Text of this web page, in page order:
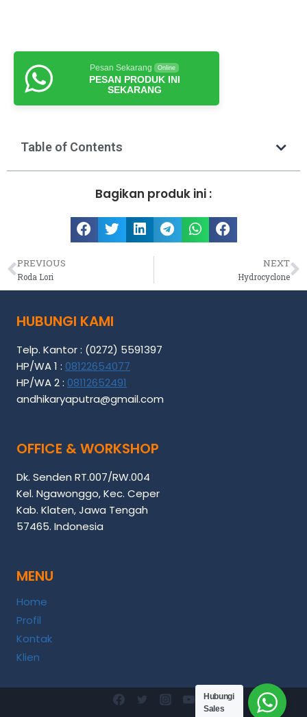
Pesan Sekarang Online
PESAN PRODUK INI
SEKARANG
Table of Contents
Bagikan produk ini :
PREVIOUS
Roda Lori
NEXT
Hydrocyclone
HUBUNGI KAMI
Telp. Kantor : (0272) 5591397
HP/WA 1 : 08122654077
HP/WA 2 : 08112652491
andhikaryaputra@gmail.com
OFFICE & WORKSHOP
Dk. Senden RT.007/RW.004
Kel. Ngawonggo, Kec. Ceper
Kab. Klaten, Jawa Tengah
57465. Indonesia
MENU
Home
Profil
Kontak
Klien
Hubungi
Sales